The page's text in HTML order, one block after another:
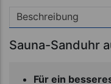
Beschreibung
Sauna-Sanduhr
Für ein